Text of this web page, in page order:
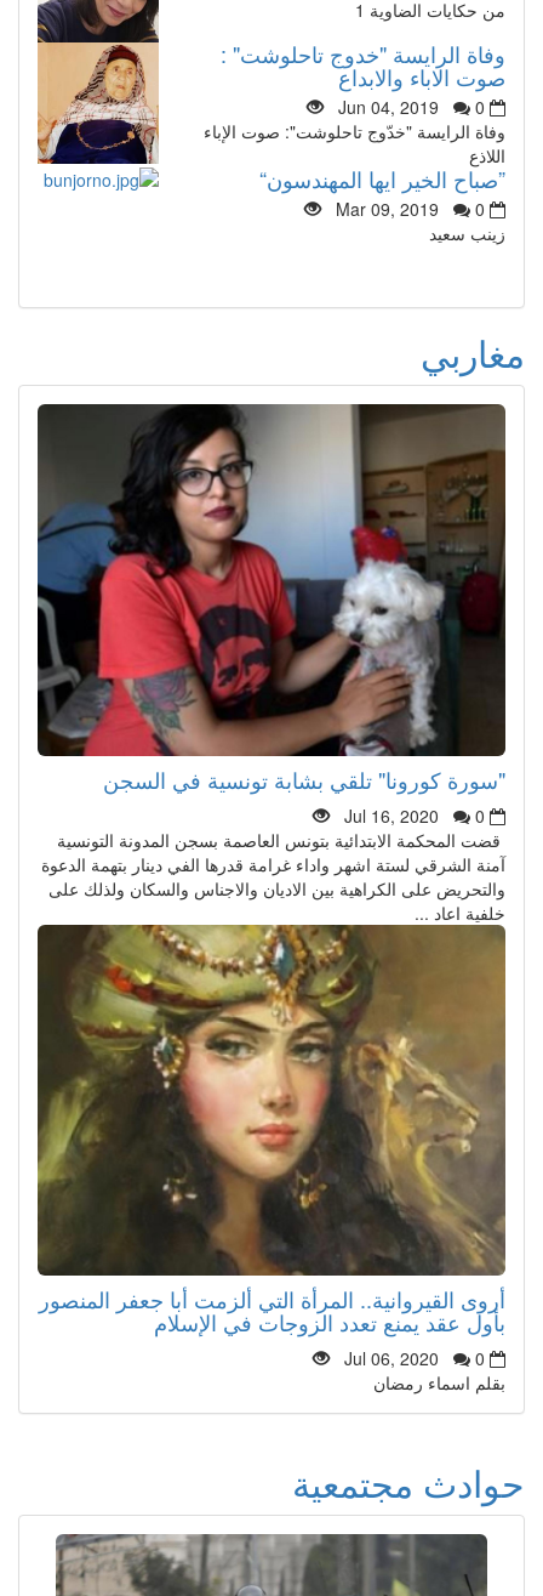
من حكايات الضاوية 1
وفاة الرايسة "خدوج تاحلوشت" :
صوت الاباء والابداع
Jun 04, 2019
0
وفاة الرايسة "خدّوج تاحلوشت": صوت الإباء
اللاذع
”صباح الخير ايها المهندسون“
Mar 09, 2019
0
زينب سعيد
مغاربي
"سورة كورونا" تلقي بشابة تونسية في السجن
Jul 16, 2020
0
قضت المحكمة الابتدائية بتونس العاصمة بسجن المدونة التونسية
آمنة الشرقي لستة اشهر واداء غرامة قدرها الفي دينار بتهمة الدعوة
والتحريض على الكراهية بين الاديان والاجناس والسكان ولذلك على
خلفية اعاد ...
أروى القيروانية.. المرأة التي ألزمت أبا جعفر المنصور
بأول عقد يمنع تعدد الزوجات في الإسلام
Jul 06, 2020
0
بقلم اسماء رمضان
حوادث مجتمعية